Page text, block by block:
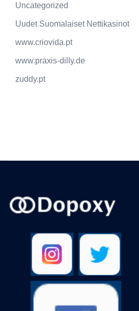
Uncategorized
Uudet Suomalaiset Nettikasinot
www.criovida.pt
www.praxis-dilly.de
zuddy.pt